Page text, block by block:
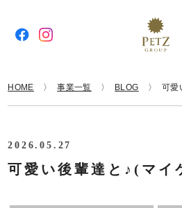
HOME 事業一覧 BLOG 可愛
2026.05.27
可愛い後輩達と♪(マイ